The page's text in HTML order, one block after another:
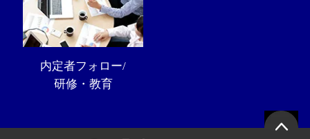
内定者フォロー/
研修・教育